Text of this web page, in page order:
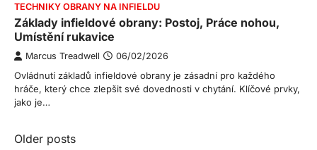
TECHNIKY OBRANY NA INFIELDU
Základy infieldové obrany: Postoj, Práce nohou,
Umístění rukavice
Marcus Treadwell 06/02/2026
Ovládnutí základů infieldové obrany je zásadní pro každého
hráče, který chce zlepšit své dovednosti v chytání. Klíčové prvky,
jako je…
Posts
Older posts